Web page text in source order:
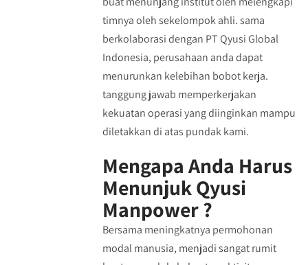
timnya oleh sekelompok ahli. sama
berkolaborasi dengan PT Qyusi Global
Indonesia, perusahaan anda dapat
menurunkan kelebihan bobot kerja.
tanggung jawab memperkerjakan
kekuatan operasi yang diinginkan mampu
diletakkan di atas pundak kami.
Mengapa Anda Harus
Menunjuk Qyusi
Manpower ?
Bersama meningkatnya permohonan
modal manusia, menjadi sangat rumit